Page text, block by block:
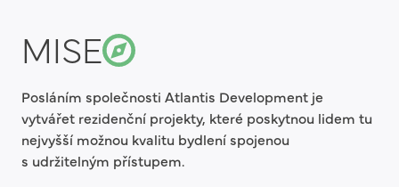
MISE
Posláním společnosti Atlantis Development je
vytvářet rezidenční projekty, které poskytnou lidem tu
nejvyšší možnou kvalitu bydlení spojenou
s udržitelným přístupem.